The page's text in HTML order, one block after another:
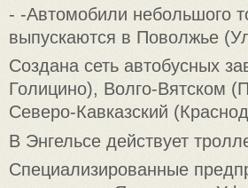
- -Автомобили небольшого
выпускаются в Поволжье
Создана сеть автобусных
Голицино), Волго-Вятском
Северо-Кавказский
В Энгельсе действует
Специализированные